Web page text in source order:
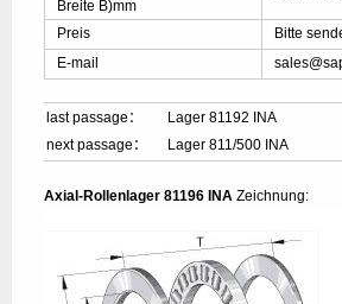
Breite B)mm
Preis
Bitte
E-mail
last passage：
Lager 81192 INA
next passage：
Lager 811/500 INA
Axial-Rollenlager 81196 INA Zeichnung: